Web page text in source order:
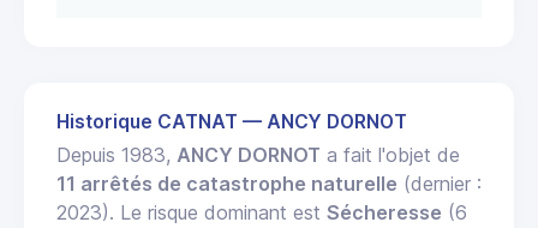
Historique CATNAT — ANCY DORNOT
Depuis 1983, ANCY DORNOT a fait l'objet de
11 arrêtés de catastrophe naturelle (dernier :
2023). Le risque dominant est Sécheresse (6